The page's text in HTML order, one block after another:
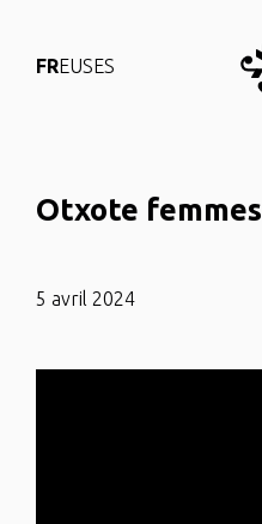
FREUSES
Otxote femmes
5 avril 2024